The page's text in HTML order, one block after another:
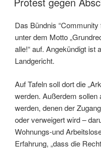
Das Bündnis
unter dem Motto
alle!“ auf. Angekündigt ist
Landgericht.
Auf Tafeln soll dort die
werden. Außerdem sollen
werden, denen der
oder verweigert wird –
Wohnungs-und
Erfahrung, „dass die